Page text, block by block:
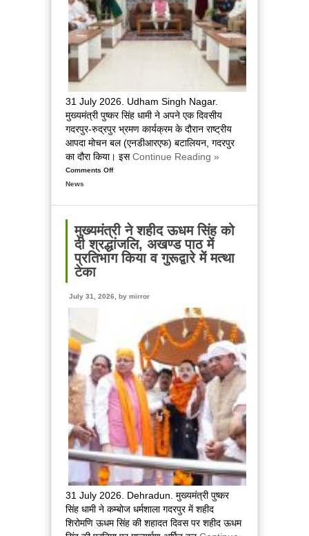
31 July 2026. Udham Singh Nagar.
मुख्यमंत्री पुष्कर सिंह धामी ने अपने एक दिवसीय
गदरपुर-रुद्रपुर भ्रमण कार्यक्रम के दौरान राष्ट्रीय
आपदा मोचन बल (एनडीआरएफ) बटालियन, गदरपुर
का दौरा किया। इसContinue Reading »
Comments Offon
धामी
ने
एनडीआरएफ
का
से
संवाद
कर
आपदा
प्रबंधन
व्यवस्थाओं
ली
जानकारी
News
मुख्यमंत्री ने शहीद ऊधम सिंह को
दी श्रद्धांजलि, अखण्ड पाठ में
प्रतिभाग किया व गुरूद्वारे में मत्था
टेका
July 31, 2026, by mirror
31 July 2026. Dehradun. मुख्यमंत्री पुष्कर
सिंह धामी ने कम्बोज धर्मशाला गदरपुर में शहीद
शिरोमणि ऊधम सिंह की शहादत दिवस पर शहीद ऊधम